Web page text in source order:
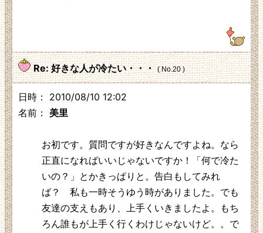
Re: 好きな人が冷たい・・・ ( No.20 )
日時： 2010/08/10 12:02
名前： 美里
お初です。質問ですが好きなんですよね。なら
正直になればいいじゃないですか！「何で冷た
いの？」とかきっぱりと。告白もしてみれ
ば？ 私も一時そうゆう時がありました。でも
友達の支えもあり、上手くいきましたよ。もち
ろん誰もが上手く行くわけじゃないけど。。で